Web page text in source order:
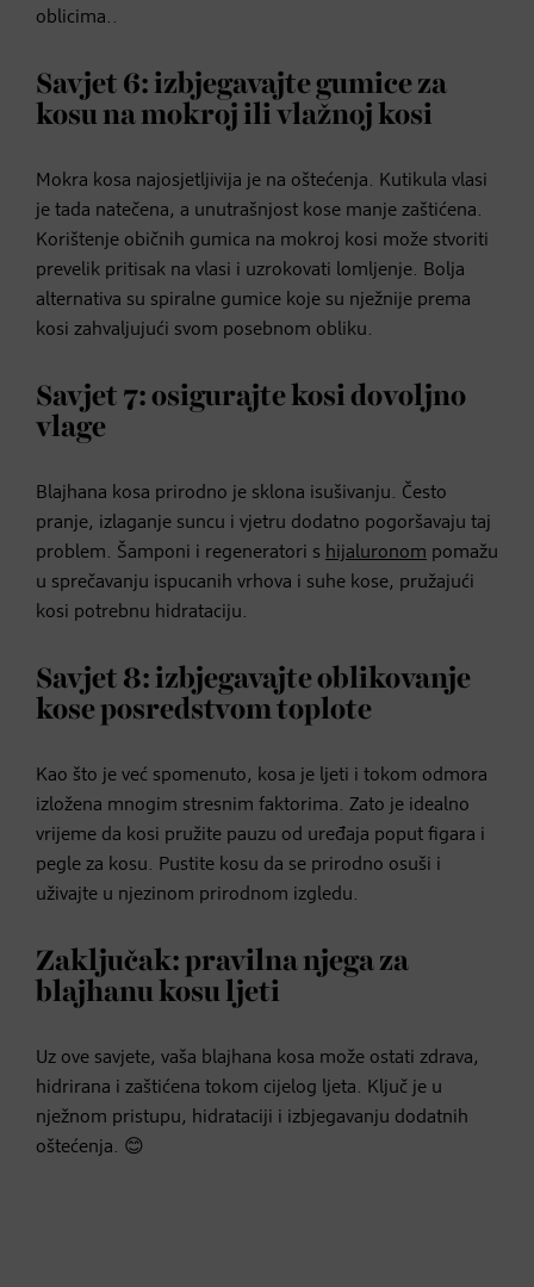
oblicima..
Savjet 6: izbjegavajte gumice za
kosu na mokroj ili vlažnoj kosi
Mokra kosa najosjetljivija je na oštećenja. Kutikula vlasi
je tada natečena, a unutrašnjost kose manje zaštićena.
Korištenje običnih gumica na mokroj kosi može stvoriti
prevelik pritisak na vlasi i uzrokovati lomljenje. Bolja
alternativa su spiralne gumice koje su nježnije prema
kosi zahvaljujući svom posebnom obliku.
Savjet 7: osigurajte kosi dovoljno
vlage
Blajhana kosa prirodno je sklona isušivanju. Često
pranje, izlaganje suncu i vjetru dodatno pogoršavaju taj
problem. Šamponi i regeneratori s hijaluronom pomažu
u sprečavanju ispucanih vrhova i suhe kose, pružajući
kosi potrebnu hidrataciju.
Savjet 8: izbjegavajte oblikovanje
kose posredstvom toplote
Kao što je već spomenuto, kosa je ljeti i tokom odmora
izložena mnogim stresnim faktorima. Zato je idealno
vrijeme da kosi pružite pauzu od uređaja poput figara i
pegle za kosu. Pustite kosu da se prirodno osuši i
uživajte u njezinom prirodnom izgledu.
Zaključak: pravilna njega za
blajhanu kosu ljeti
Uz ove savjete, vaša blajhana kosa može ostati zdrava,
hidrirana i zaštićena tokom cijelog ljeta. Ključ je u
nježnom pristupu, hidrataciji i izbjegavanju dodatnih
oštećenja. 😊